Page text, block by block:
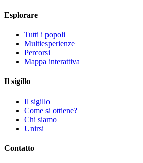
Esplorare
Tutti i popoli
Multiesperienze
Percorsi
Mappa interattiva
Il sigillo
Il sigillo
Come si ottiene?
Chi siamo
Unirsi
Contatto